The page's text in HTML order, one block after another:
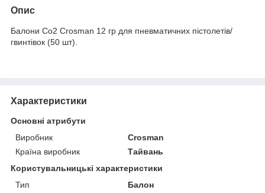
Опис
Балони Со2 Crosman 12 гр для пневматичних пістолетів/
гвинтівок (50 шт).
Характеристики
Основні атрибути
Виробник
Crosman
Країна виробник
Тайвань
Користувальницькі характеристики
Тип
Балон